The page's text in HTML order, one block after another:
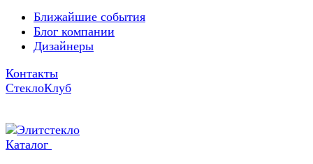
Ближайшие события
Блог компании
Дизайнеры
Контакты
СтеклоКлуб
Каталог